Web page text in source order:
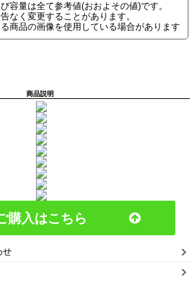
容量は全て参考値(おおよその値)です。
なく変更することがあります。
商品の画像を使用している場合があります
商品説明
購入はこちら
せ